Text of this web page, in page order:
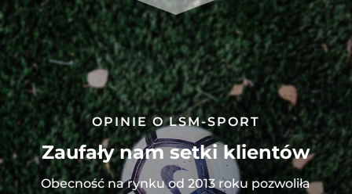
OPINIE O LSM-SPORT
Zaufały nam setki klientów
Obecność na rynku od 2013 roku pozwoliła